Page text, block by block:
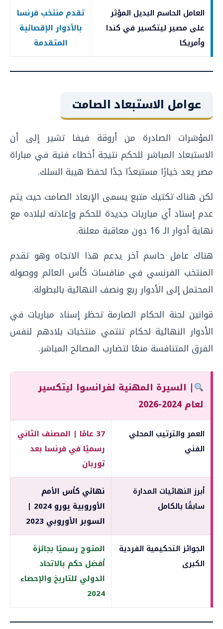
العامل الحاسم البديل المؤثر
على مصير ليتكسير في كندا
وأمريكا
تقدم منتخب فرنسا
بالأدوار الإقصائية
المتقدمة
عوامل الاستبعاد الصامت
المؤشرات الصادرة من أروقة فيفا تشير إلى أن
الاستبعاد المباشر للحكم نتيجة أخطاء فنية في مباراة
مصر يعد خيارًا مستبعدًا جدًا لحفظ هيبة السلك.
لكن هناك تكتيك متبع يسمى الإبعاد الصامت حيث يتم
عدم إسناد أي مباريات جديدة للحكم وإعادته لبلاده مع
نهاية أدوار الـ 16 دون معاقبة معلنة.
هناك عامل حاسم آخر يدعم هذا الاتجاه وهو تقدم
المنتخب الفرنسي في منافسات كأس العالم ووصوله
المحتمل إلى الأدوار ربع ونصف النهائية بالبطولة.
قوانين لجنة الحكام الصارمة تحظر إسناد مباريات في
الأدوار النهائية لحكام تنتمي منتخبات بلادهم لنفس
الفرق المتنافسة منعًا لتضارب المصالح المباشر.
| السيرة المهنية لفرانسوا ليتكسير
لعام 2024-2026
العمر والترتيب المحلي
الفني
37 عامًا | المصنف الثاني
رسميًا في فرنسا بعد
توربان
أبرز النهائيات المدارة
سابقًا بالكامل
نهائي كأس الأمم
الأوروبية يورو 2024 |
السوبر الأوروبي 2023
الجوائز التحكيمية الفردية
الكبرى
المتوج رسميًا بجائزة
أفضل حكم بالاتحاد
الدولي للتاريخ والإحصاء
2024